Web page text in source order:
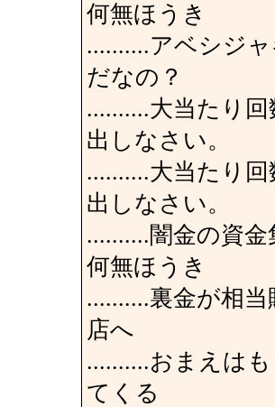
何無ほうき
..........アベシジ
だなの？
..........大当たり
出しなさい。
..........大当たり
出しなさい。
..........闇金の資
何無ほうき
..........裏金が相
店へ
..........おまえは
てくる